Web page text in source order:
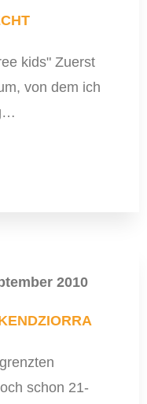
kids" Zuerst
von dem ich
2010
schon 21-